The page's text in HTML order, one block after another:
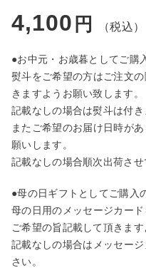
4,100 円 （税込）
●お中元・お歳暮としてご購
熨斗をご希望の方はご注文
きますようお願い致します。
記載なしの場合は熨斗は付き
またご希望のお届け日時が
願いします。
記載なしの場合順次出荷させ
●母の日ギフトとしてご購入
母の日用のメッセージカー
ご希望の旨記載して頂きます
記載なしの場合はメッセー
さい。
はっさく(八朔)
しらぬひ(不知火)
キウイフルーツ
レモン(檸檬)
おこめ(米)
ジュース
柑
さん
青梅(あ
母